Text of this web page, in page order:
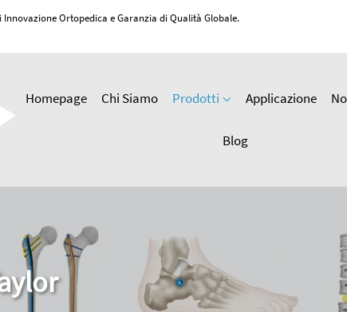
Ortopedica e Garanzia di Qualità Globale.
Homepage Chi Siamo Prodotti Applicazione
Blog